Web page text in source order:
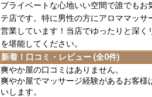
プライベートな心地いい空間で誰でもお
テ店です。特に男性の方にアロママッサ
営業しています！当店でゆったりと深く
を堪能してください。
新着！口コミ・レビュー (全0件)
爽やか屋の口コミはありません。
爽やか屋でマッサージ経験があるお客様
いします。